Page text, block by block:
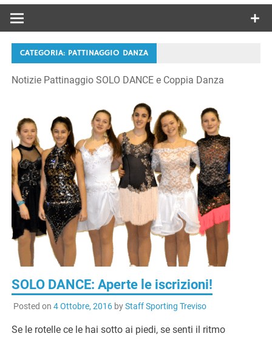
CATEGORIA: PATTINAGGIO DANZA
Notizie Pattinaggio SOLO DANCE e Coppia Danza
SOLO DANCE: Aperte le iscrizioni!
Posted on 4 Ottobre, 2016byStaff Sporting Treviso
Se le rotelle ce le hai sotto ai piedi, se senti il ritmo